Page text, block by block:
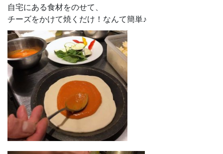
自宅にある食材をのせて、
チーズをかけて焼くだけ！なんて簡単♪